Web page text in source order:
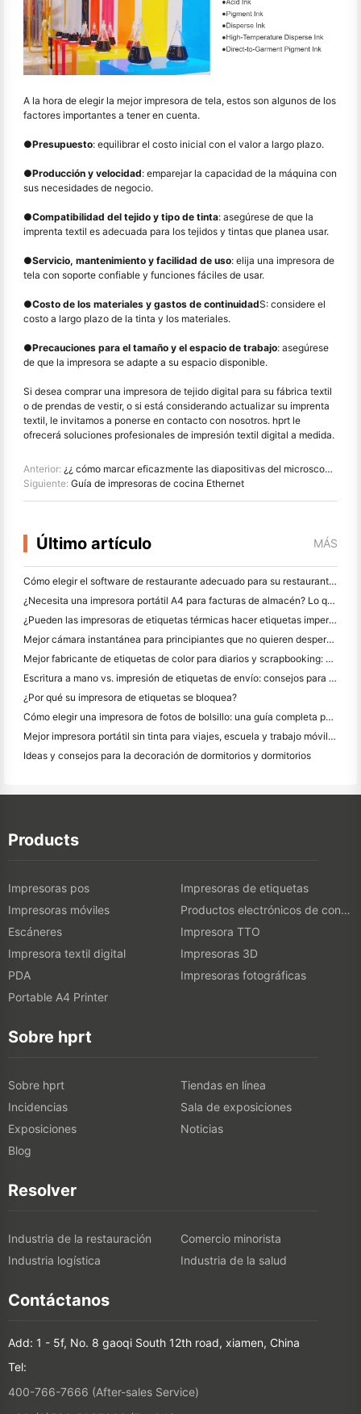
A la hora de elegir la mejor impresora de tela, estos son algunos de los
factores importantes a tener en cuenta.
●Presupuesto: equilibrar el costo inicial con el valor a largo plazo.
●Producción y velocidad: emparejar la capacidad de la máquina con
sus necesidades de negocio.
●Compatibilidad del tejido y tipo de tinta: asegúrese de que la
imprenta textil es adecuada para los tejidos y tintas que planea usar.
●Servicio, mantenimiento y facilidad de uso: elija una impresora de
tela con soporte confiable y funciones fáciles de usar.
●Costo de los materiales y gastos de continuidadS: considere el
costo a largo plazo de la tinta y los materiales.
●Precauciones para el tamaño y el espacio de trabajo: asegúrese
de que la impresora se adapte a su espacio disponible.
Si desea comprar una impresora de tejido digital para su fábrica textil
o de prendas de vestir, o si está considerando actualizar su imprenta
textil, le invitamos a ponerse en contacto con nosotros. hprt le
ofrecerá soluciones profesionales de impresión textil digital a medida.
Anterior: ¿¿ cómo marcar eficazmente las diapositivas del microscopio?
Siguiente: Guía de impresoras de cocina Ethernet
Último artículo MÁS
Cómo elegir el software de restaurante adecuado para su restaurante pequeño o mediano
¿Necesita una impresora portátil A4 para facturas de almacén? Lo que realmente funciona
¿Pueden las impresoras de etiquetas térmicas hacer etiquetas impermeables para productos de pequeñas empresas?
Mejor cámara instantánea para principiantes que no quieren desperdiciar papel
Mejor fabricante de etiquetas de color para diarios y scrapbooking: Añadir más color a cada página
Escritura a mano vs. impresión de etiquetas de envío: consejos para las pequeñas empresas en 2026
¿Por qué su impresora de etiquetas se bloquea?
Cómo elegir una impresora de fotos de bolsillo: una guía completa para los usuarios de diario, viajes y iPhone
Mejor impresora portátil sin tinta para viajes, escuela y trabajo móvil: Hanin MT620 Pro
Ideas y consejos para la decoración de dormitorios y dormitorios
Products
Impresoras pos
Impresoras de etiquetas
Impresoras móviles
Productos electrónicos de consumo
Escáneres
Impresora TTO
Impresora textil digital
Impresoras 3D
PDA
Impresoras fotográficas
Portable A4 Printer
Sobre hprt
Sobre hprt
Tiendas en línea
Incidencias
Sala de exposiciones
Exposiciones
Noticias
Blog
Resolver
Industria de la restauración
Comercio minorista
Industria logística
Industria de la salud
Contáctanos
Add: 1 - 5f, No. 8 gaoqi South 12th road, xiamen, China
Tel:
400-766-7666 (After-sales Service)